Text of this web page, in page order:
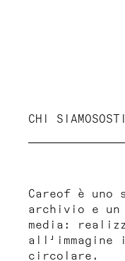
CHI SIAMO
Careof è uno
archivio e un
media:
all'immagine
circolare.